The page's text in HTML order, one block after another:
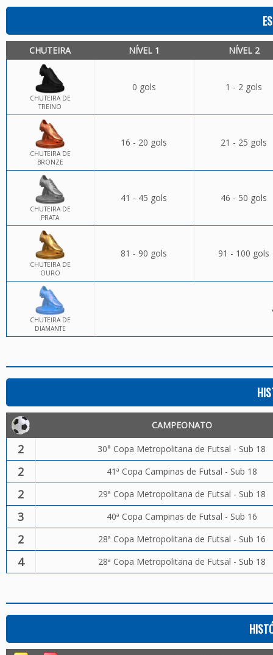
CHUTEIRA NÍVEL 1 NÍVEL 2
CHUTEIRA DE
TREINO
0 gols 1 - 2 gols
CHUTEIRA DE
BRONZE
16 - 20 gols 21 - 25 gols
CHUTEIRA DE
PRATA
41 - 45 gols 46 - 50 gols
CHUTEIRA DE
OURO
81 - 90 gols 91 - 100 gols
CHUTEIRA DE
DIAMANTE
CAMPEONATO
2 30° Copa Metropolitana de Futsal - Sub 18
2 41ª Copa Campinas de Futsal - Sub 18
2 29ª Copa Metropolitana de Futsal - Sub 18
3 40ª Copa Campinas de Futsal - Sub 16
2 28ª Copa Metropolitana de Futsal - Sub 16
4 28ª Copa Metropolitana de Futsal - Sub 18